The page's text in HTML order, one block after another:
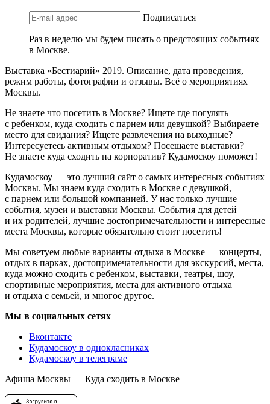
Подписаться
Раз в неделю мы будем писать о предстоящих событиях
в Москве.
Выставка «Бестиарий» 2019. Описание, дата проведения,
режим работы, фотографии и отзывы. Всё о мероприятиях
Москвы.
Не знаете что посетить в Москве? Ищете где погулять
с ребенком, куда сходить с парнем или девушкой? Выбираете
место для свидания? Ищете развлечения на выходные?
Интересуетесь активным отдыхом? Посещаете выставки?
Не знаете куда сходить на корпоратив? Кудамоскоу поможет!
Кудамоскоу — это лучший сайт о самых интересных событиях
Москвы. Мы знаем куда сходить в Москве с девушкой,
с парнем или большой компанией. У нас только лучшие
события, музеи и выставки Москвы. События для детей
и их родителей, лучшие достопримечательности и интересные
места Москвы, которые обязательно стоит посетить!
Мы советуем любые варианты отдыха в Москве — концерты,
отдых в парках, достопримечательности для экскурсий, места,
куда можно сходить с ребенком, выставки, театры, шоу,
спортивные мероприятия, места для активного отдыха
и отдыха с семьей, и многое другое.
Мы в социальных сетях
Вконтакте
Кудамоскоу в однокласниках
Кудамоскоу в телеграме
Афиша Москвы — Куда сходить в Москве